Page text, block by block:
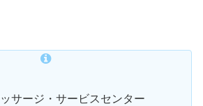
サージ・サービスセンター